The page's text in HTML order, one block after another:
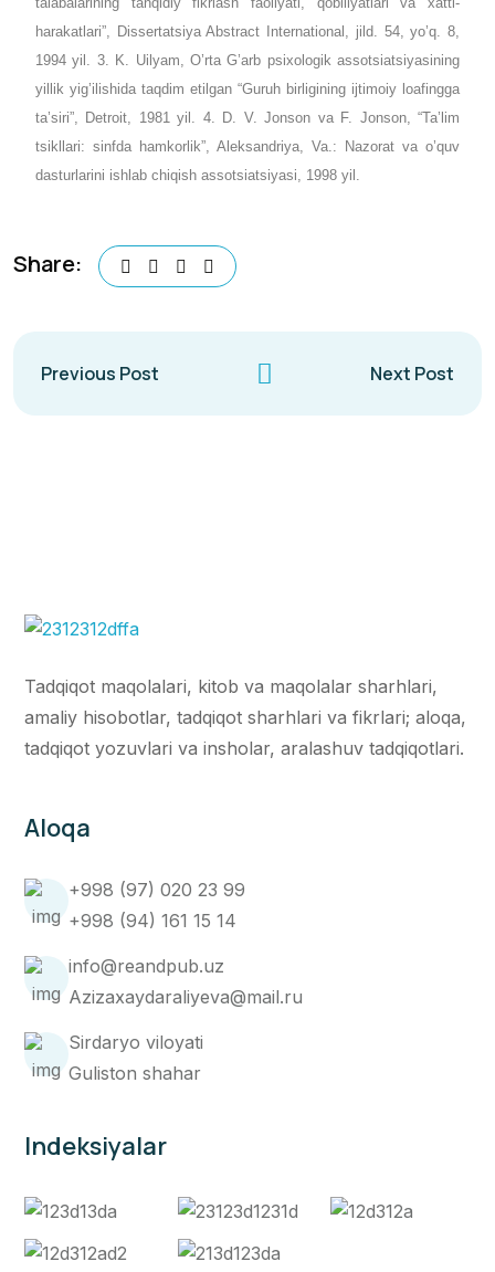
harakatlari”, Dissertatsiya Abstract International, jild. 54, yo’q. 8,
1994 yil. 3. K. Uilyam, O’rta G’arb psixologik assotsiatsiyasining
yillik yig’ilishida taqdim etilgan “Guruh birligining ijtimoiy loafingga
ta’siri”, Detroit, 1981 yil. 4. D. V. Jonson va F. Jonson, “Ta’lim
tsikllari: sinfda hamkorlik”, Aleksandriya, Va.: Nazorat va o’quv
dasturlarini ishlab chiqish assotsiatsiyasi, 1998 yil.
Share:
Previous Post Next Post
Tadqiqot maqolalari, kitob va maqolalar sharhlari,
amaliy hisobotlar, tadqiqot sharhlari va fikrlari; aloqa,
tadqiqot yozuvlari va insholar, aralashuv tadqiqotlari.
Aloqa
+998 (97) 020 23 99
+998 (94) 161 15 14
info@reandpub.uz
Azizaxaydaraliyeva@mail.ru
Sirdaryo viloyati
Guliston shahar
Indeksiyalar